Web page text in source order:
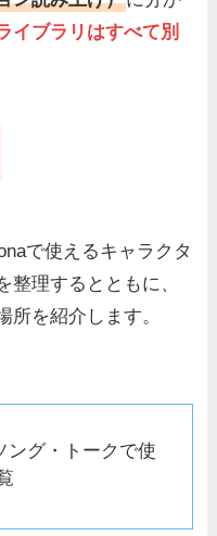
イブラリはすべて別
で使えるキャラクタ
整理するとともに、
所を紹介します。
ング・トークで使